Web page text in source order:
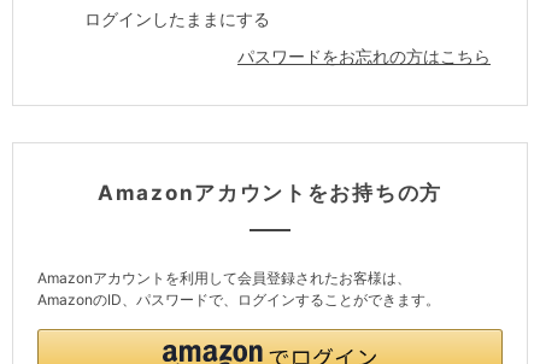
ログインしたままにする
パスワードをお忘れの方はこちら
Amazonアカウントをお持ちの方
Amazonアカウントを利用して会員登録されたお客様は、
AmazonのID、パスワードで、ログインすることができます。